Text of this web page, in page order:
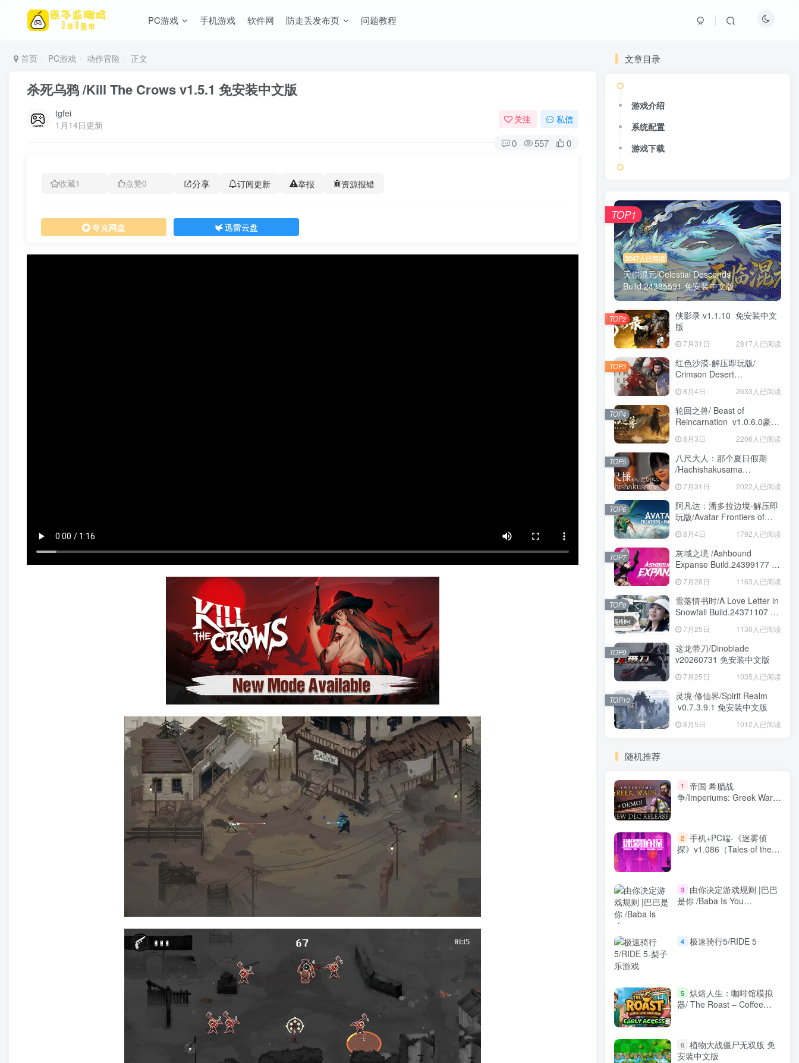
PC游戏 手机游戏 软件网 防走丢发布页 问题教程
首页 PC游戏 动作冒险 正文
杀死乌鸦 /Kill The Crows v1.5.1 免安装中文版
tgfei
1月14日更新
关注 私信
0 557 0
收藏1 点赞0 分享 订阅更新 举报 资源报错
夸克网盘 迅雷云盘
文章目录
游戏介绍
系统配置
游戏下载
3247人已阅读
天临混元/Celestial Descends
Build.24385591 免安装中文版
TOP1
侠影录 v1.1.10 免安装中文
版
7月31日 2817人已阅读
TOP2
红色沙漠-解压即玩版/
Crimson Desert
安装中文版
8月4日 2633人已阅读
TOP3
轮回之兽/ Beast of
Reincarnation v1.0.6.0豪华
8月3日 2206人已阅读
TOP4
八尺大人：那个夏日假期
/Hachishakusama
版7月31日 2022人已阅读
TOP5
阿凡达：潘多拉边境-解压即
玩版/Avatar Frontiers of
安装中文版
8月4日 1792人已阅读
TOP6
灰域之境 /Ashbound
Expanse Build.24399177 免
安装中文版
7月28日 1163人已阅读
TOP7
雪落情书时/A Love Letter in
Snowfall Build.24371107 免
安装中文版
7月25日 1130人已阅读
TOP8
这龙带刀/Dinoblade
v20260731 免安装中文版
7月25日 1035人已阅读
TOP9
灵境·修仙界/Spirit Realm
v0.7.3.9.1 免安装中文版
8月5日 1012人已阅读
TOP10
随机推荐
1
帝国 希腊战
争/Imperiums: Greek Wars
2 手机+PC端-《迷雾侦
探》v1.086（Tales of the
3
由你决定游戏规则 |巴巴
是你 /Baba Is You
4 极速骑行5/RIDE 5
5 烘焙人生：咖啡馆模拟
器/ The Roast – Coffee
6 植物大战僵尸无双版 免
安装中文版